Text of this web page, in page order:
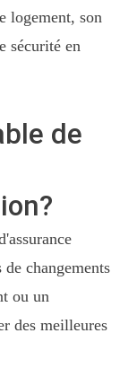
logement, son
sécurité en
de
changements
ou un
des meilleures